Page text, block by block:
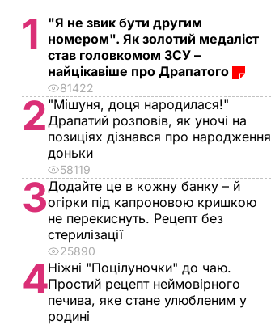
1
"Я не звик бути другим
номером". Як золотий медаліст
став головкомом ЗСУ –
найцікавіше про Драпатого
81422
2 "Мішуня, доця народилася!"
Драпатий розповів, як уночі на
позиціях дізнався про народження
доньки
58119
3Додайте це в кожну банку – й
огірки під капроновою кришкою
не перекиснуть. Рецепт без
стерилізації
25890
4Ніжні "Поцілуночки" до чаю.
Простий рецепт неймовірного
печива, яке стане улюбленим у
родині